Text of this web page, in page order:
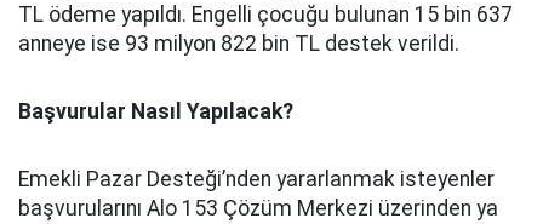
TL ödeme yapıldı. Engelli çocuğu bulunan 15 bin 637
anneye ise 93 milyon 822 bin TL destek verildi.
Başvurular Nasıl Yapılacak?
Emekli Pazar Desteği’nden yararlanmak isteyenler
başvurularını Alo 153 Çözüm Merkezi üzerinden ya